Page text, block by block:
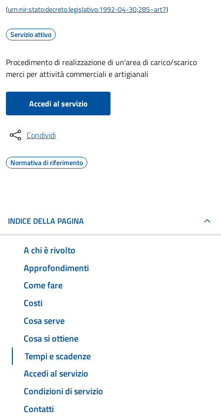
(urn:nir:stato:decreto.legislativo:1992-04-30;285~art7)
Servizio attivo
Procedimento di realizzazione di un'area di carico/scarico
merci per attività commerciali e artigianali
Accedi al servizio
Condividi
Normativa di riferimento
INDICE DELLA PAGINA
A chi è rivolto
Approfondimenti
Come fare
Costi
Cosa serve
Cosa si ottiene
Tempi e scadenze
Accedi al servizio
Condizioni di servizio
Contatti